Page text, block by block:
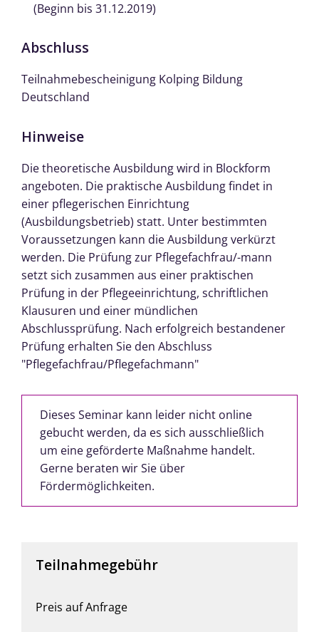
(Beginn bis 31.12.2019)
Abschluss
Teilnahmebescheinigung Kolping Bildung
Deutschland
Hinweise
Die theoretische Ausbildung wird in Blockform
angeboten. Die praktische Ausbildung findet in
einer pflegerischen Einrichtung
(Ausbildungsbetrieb) statt. Unter bestimmten
Voraussetzungen kann die Ausbildung verkürzt
werden. Die Prüfung zur Pflegefachfrau/-mann
setzt sich zusammen aus einer praktischen
Prüfung in der Pflegeeinrichtung, schriftlichen
Klausuren und einer mündlichen
Abschlussprüfung. Nach erfolgreich bestandener
Prüfung erhalten Sie den Abschluss
"Pflegefachfrau/Pflegefachmann"
Dieses Seminar kann leider nicht online
gebucht werden, da es sich ausschließlich
um eine geförderte Maßnahme handelt.
Gerne beraten wir Sie über
Fördermöglichkeiten.
Teilnahmegebühr
Preis auf Anfrage